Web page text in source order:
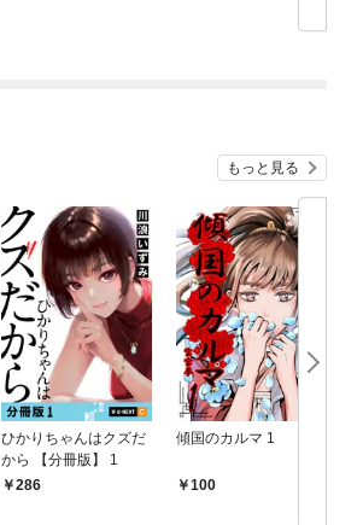
もっと見る
ひかりちゃんはクズだ
から 【分冊版】 1
286
傾国のカルマ 1
100